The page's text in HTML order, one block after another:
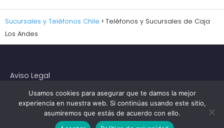
Sucursales y Teléfonos Chile
Teléfonos y Sucursales de Caja
Los Andes
Aviso Legal
Contacto
Política de Privacidad y Cookies
Usamos cookies para asegurar que te damos la mejor
experiencia en nuestra web. Si continúas usando este sitio,
asumiremos que estás de acuerdo con ello.